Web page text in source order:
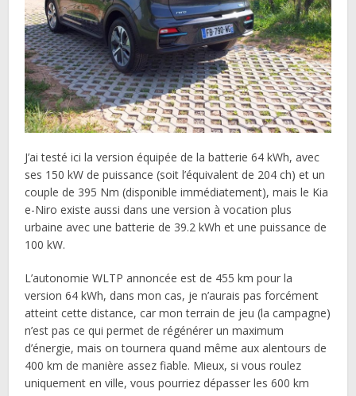
J’ai testé ici la version équipée de la batterie 64 kWh, avec
ses 150 kW de puissance (soit l’équivalent de 204 ch) et un
couple de 395 Nm (disponible immédiatement), mais le Kia
e-Niro existe aussi dans une version à vocation plus
urbaine avec une batterie de 39.2 kWh et une puissance de
100 kW.
L’autonomie WLTP annoncée est de 455 km pour la
version 64 kWh, dans mon cas, je n’aurais pas forcément
atteint cette distance, car mon terrain de jeu (la campagne)
n’est pas ce qui permet de régénérer un maximum
d’énergie, mais on tournera quand même aux alentours de
400 km de manière assez fiable. Mieux, si vous roulez
uniquement en ville, vous pourriez dépasser les 600 km